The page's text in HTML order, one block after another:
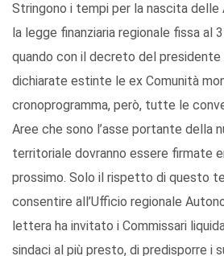
Stringono i tempi per la nascita delle
la legge finanziaria regionale fissa al
quando con il decreto del presidente
dichiarate estinte le ex Comunità
cronoprogramma, però, tutte le
Aree che sono l’asse portante della
territoriale dovranno essere firmate
prossimo. Solo il rispetto di questo
consentire all’Ufficio regionale
lettera ha invitato i Commissari
sindaci al più presto, di predisporre i